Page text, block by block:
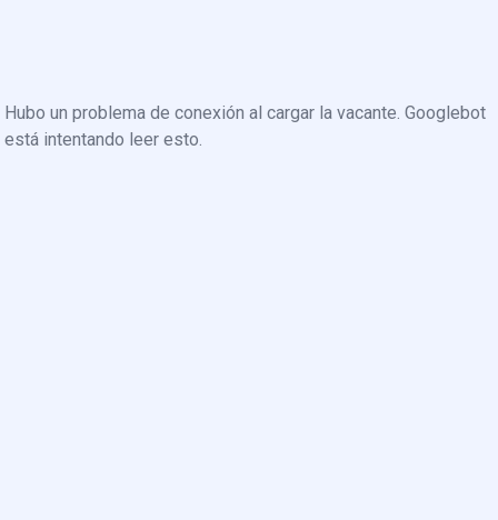
Hubo un problema de conexión al cargar la vacante. Googlebot
está intentando leer esto.